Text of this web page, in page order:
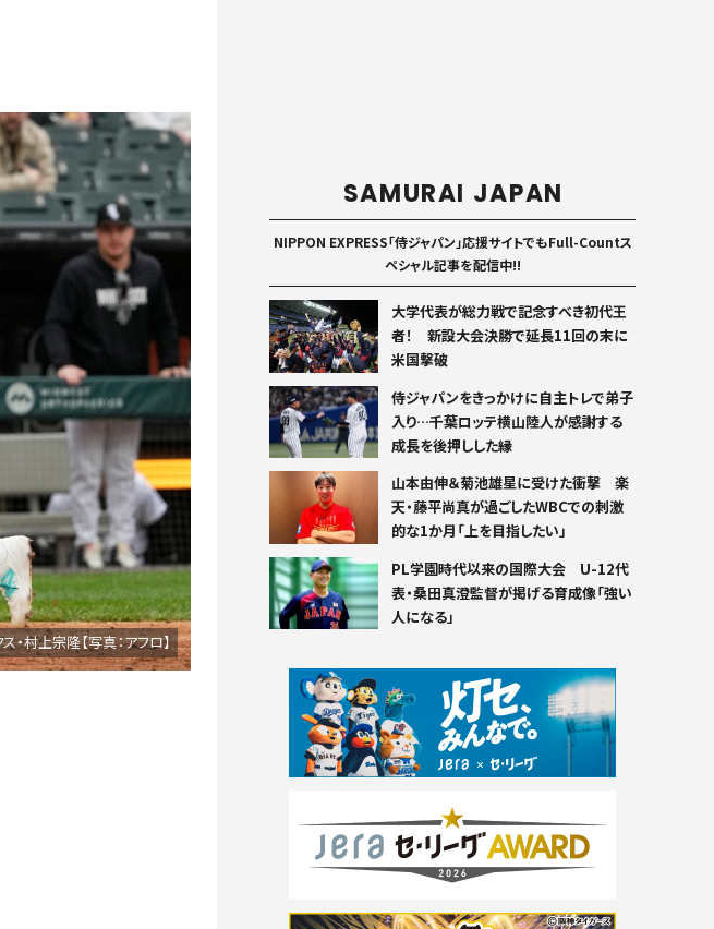
・村上宗隆【写真：アフロ】
SAMURAI JAPAN
NIPPON EXPRESS「侍ジャパン」応援サイトでもFull-Countス
ペシャル記事を配信中!!
大学代表が総力戦で記念すべき初代王
者！ 新設大会決勝で延長11回の末に
米国撃破
侍ジャパンをきっかけに自主トレで弟子
入り…千葉ロッテ横山陸人が感謝する
成長を後押しした縁
山本由伸＆菊池雄星に受けた衝撃 楽
天・藤平尚真が過ごしたWBCでの刺激
的な1か月「上を目指したい」
PL学園時代以来の国際大会 U-12代
表・桑田真澄監督が掲げる育成像「強い
人になる」